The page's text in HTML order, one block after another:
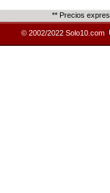
** Precios
© 2002/2022 Solo10.com